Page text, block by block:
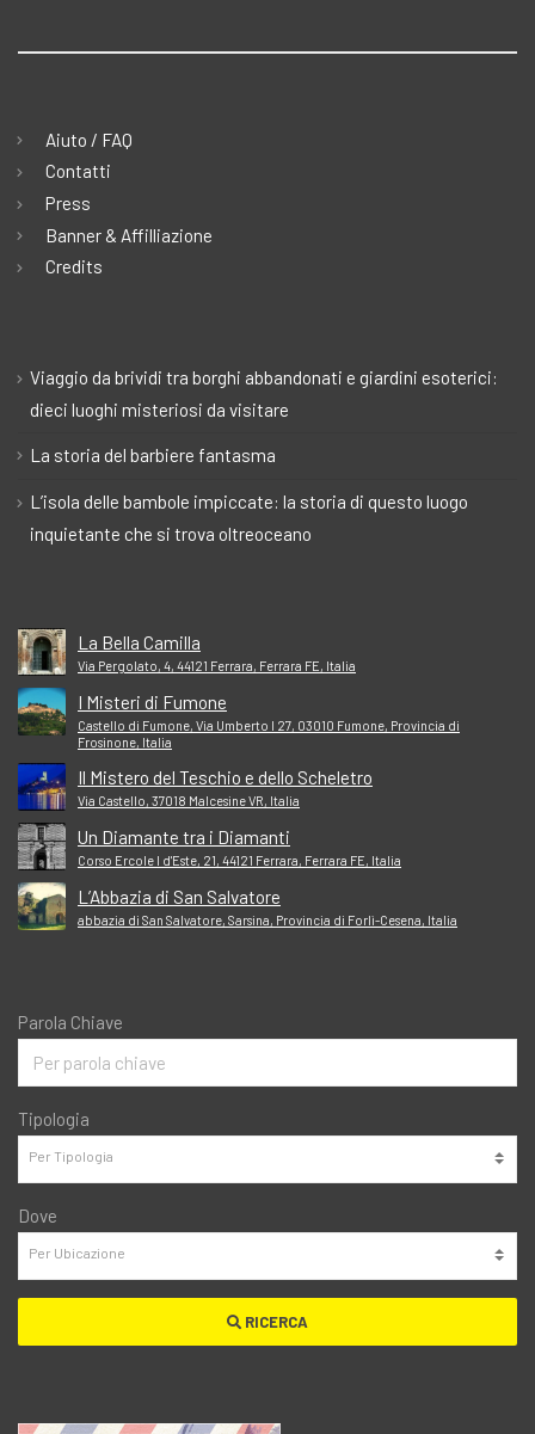
Aiuto / FAQ
Contatti
Press
Banner & Affilliazione
Credits
Viaggio da brividi tra borghi abbandonati e giardini esoterici:
dieci luoghi misteriosi da visitare
La storia del barbiere fantasma
L’isola delle bambole impiccate: la storia di questo luogo
inquietante che si trova oltreoceano
La Bella Camilla
Via Pergolato, 4, 44121 Ferrara, Ferrara FE, Italia
I Misteri di Fumone
Castello di Fumone, Via Umberto I 27, 03010 Fumone, Provincia di
Frosinone, Italia
Il Mistero del Teschio e dello Scheletro
Via Castello, 37018 Malcesine VR, Italia
Un Diamante tra i Diamanti
Corso Ercole I d'Este, 21, 44121 Ferrara, Ferrara FE, Italia
L’Abbazia di San Salvatore
abbazia di San Salvatore, Sarsina, Provincia di Forlì-Cesena, Italia
Parola Chiave
Tipologia
Dove
RICERCA